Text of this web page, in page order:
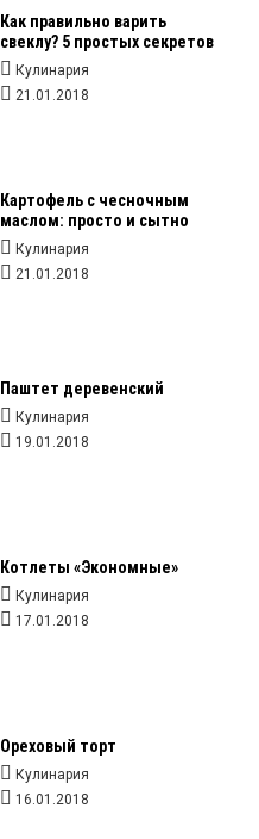
Как правильно варить
свеклу? 5 простых секретов
Кулинария
21.01.2018
Картофель с чесночным
маслом: просто и сытно
Кулинария
21.01.2018
Паштет деревенский
Кулинария
19.01.2018
Котлеты «Экономные»
Кулинария
17.01.2018
Ореховый торт
Кулинария
16.01.2018